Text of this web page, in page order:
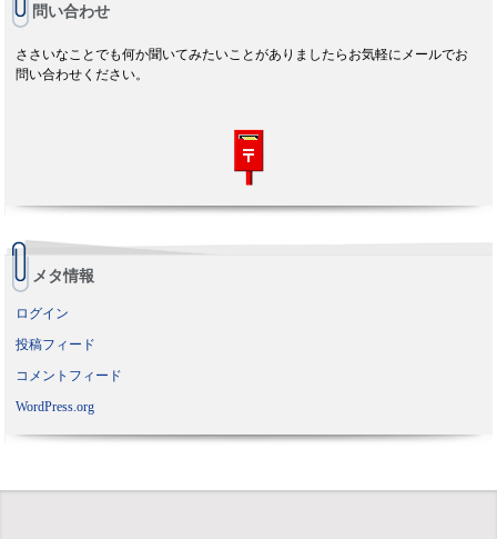
問い合わせ
ささいなことでも何か聞いてみたいことがありましたらお気軽にメールでお
問い合わせください。
メタ情報
ログイン
投稿フィード
コメントフィード
WordPress.org